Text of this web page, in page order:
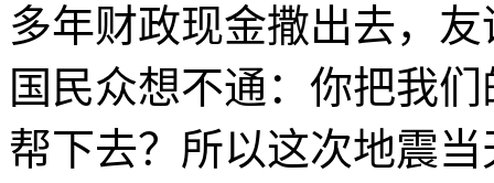
多年财政现金撒出去，
国民众想不通：你把我
帮下去？所以这次地震